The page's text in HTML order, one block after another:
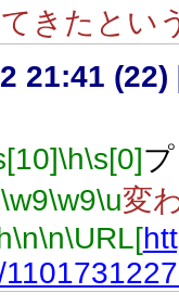
きたとい
21:41 (22)
\h\s[0]
\w9\w9\u変
\n\n\URL[